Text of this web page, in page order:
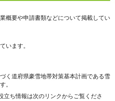
概要や申請書類などについて掲載してい
います。
く道府県豪雪地帯対策基本計画である雪
。
立ち情報は次のリンクからご覧くださ